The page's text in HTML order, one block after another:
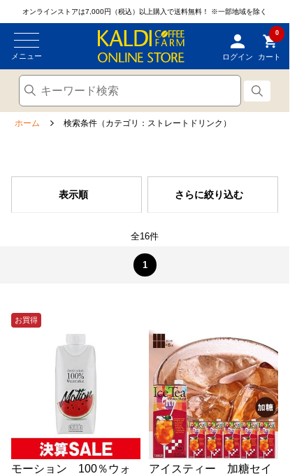
オンラインストアは7,000円（税込）以上購入で送料無料！ ※一部地域を除く
メニュー ログイン
0
カート
ホーム 検索条件（カテゴリ：ストレートドリンク）
表示順 さらに絞り込む
全16件
1
お買得
モーション 100％ウォ
アイスティー 加糖セイ